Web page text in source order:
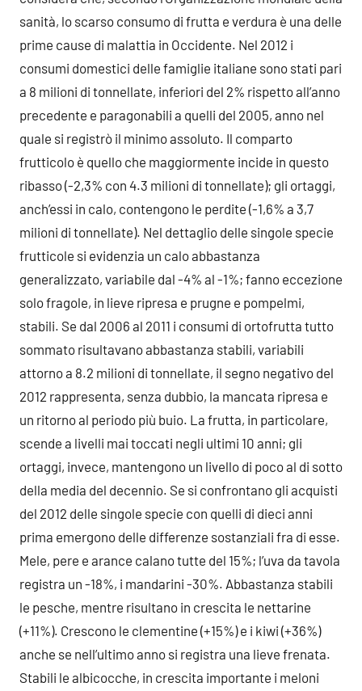
sanità, lo scarso consumo di frutta e verdura è una delle
prime cause di malattia in Occidente. Nel 2012 i
consumi domestici delle famiglie italiane sono stati pari
a 8 milioni di tonnellate, inferiori del 2% rispetto all’anno
precedente e paragonabili a quelli del 2005, anno nel
quale si registrò il minimo assoluto. Il comparto
frutticolo è quello che maggiormente incide in questo
ribasso (-2,3% con 4.3 milioni di tonnellate); gli ortaggi,
anch’essi in calo, contengono le perdite (-1,6% a 3,7
milioni di tonnellate). Nel dettaglio delle singole specie
frutticole si evidenzia un calo abbastanza
generalizzato, variabile dal -4% al -1%; fanno eccezione
solo fragole, in lieve ripresa e prugne e pompelmi,
stabili. Se dal 2006 al 2011 i consumi di ortofrutta tutto
sommato risultavano abbastanza stabili, variabili
attorno a 8.2 milioni di tonnellate, il segno negativo del
2012 rappresenta, senza dubbio, la mancata ripresa e
un ritorno al periodo più buio. La frutta, in particolare,
scende a livelli mai toccati negli ultimi 10 anni; gli
ortaggi, invece, mantengono un livello di poco al di sotto
della media del decennio. Se si confrontano gli acquisti
del 2012 delle singole specie con quelli di dieci anni
prima emergono delle differenze sostanziali fra di esse.
Mele, pere e arance calano tutte del 15%; l’uva da tavola
registra un -18%, i mandarini -30%. Abbastanza stabili
le pesche, mentre risultano in crescita le nettarine
(+11%). Crescono le clementine (+15%) e i kiwi (+36%)
anche se nell’ultimo anno si registra una lieve frenata.
Stabili le albicocche, in crescita importante i meloni